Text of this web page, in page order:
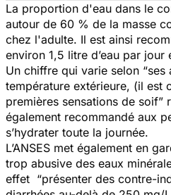
La proportion d'eau dans le
autour de 60 % de la masse
chez l'adulte. Il est ainsi
environ 1,5 litre d’eau par jour
Un chiffre qui varie selon “ses
température extérieure, (il est
premières sensations de soif”
également recommandé aux
s’hydrater toute la journée.
L’ANSES met également en
trop abusive des eaux
effet “présenter des contre-